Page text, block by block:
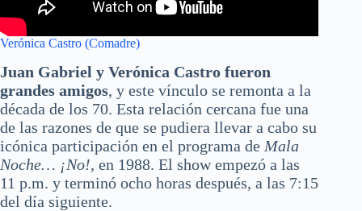
Verónica Castro (Comadre)
Juan Gabriel y Verónica Castro fueron
grandes amigos, y este vínculo se remonta a la
década de los 70. Esta relación cercana fue una
de las razones de que se pudiera llevar a cabo su
icónica participación en el programa de Mala
Noche… ¡No!, en 1988. El show empezó a las
11 p.m. y terminó ocho horas después, a las 7:15
del día siguiente.